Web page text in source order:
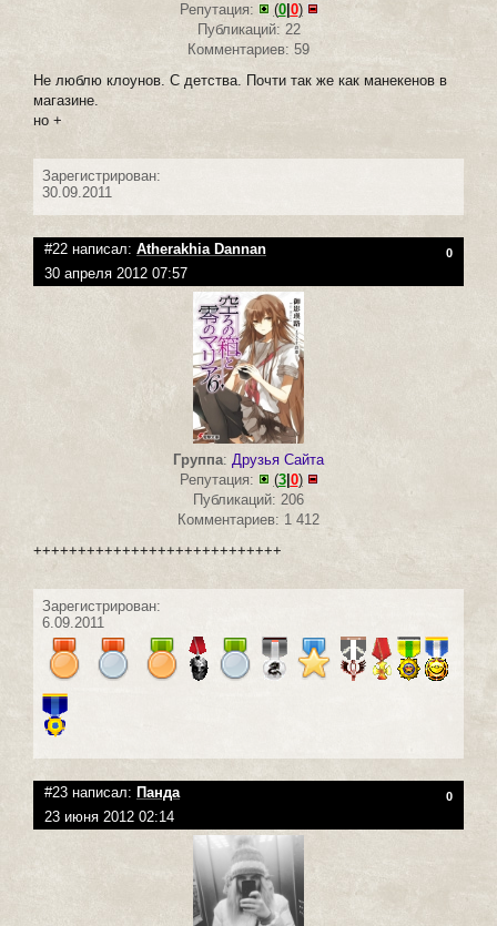
Репутация:
(0| 0)
Публикаций: 22
Комментариев: 59
Не люблю клоунов. С детства. Почти так же как манекенов в
магазине.
но +
Зарегистрирован:
30.09.2011
#22 написал: Atherakhia Dannan 0
30 апреля 2012 07:57
Группа: Друзья Сайта
Репутация:
(3| 0)
Публикаций: 206
Комментариев: 1 412
++++++++++++++++++++++++++++
Зарегистрирован:
6.09.2011
#23 написал: Панда 0
23 июня 2012 02:14